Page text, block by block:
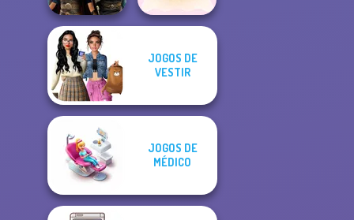
Norse
Goddesses
JOGOS DE
VESTIR
JOGOS DE
MÉDICO